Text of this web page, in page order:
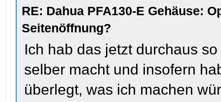
RE: Dahua PFA130-E Gehäuse:
Seitenöffnung?
Ich hab das jetzt durchaus
selber macht und insofern
überlegt, was ich machen